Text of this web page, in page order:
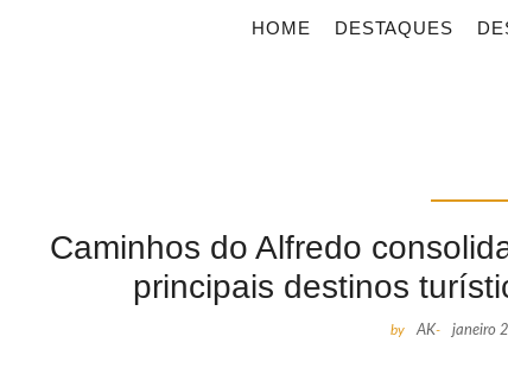
HOME DESTAQUES
Caminhos do Alfredo
principais destinos
by AK- janeiro